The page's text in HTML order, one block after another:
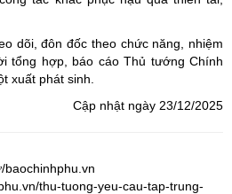
dõi, đôn đốc theo chức năng, nhiệm
tổng hợp, báo cáo Thủ tướng Chính
xuất phát sinh.
Cập nhật ngày 23/12/2025
baochinhphu.vn
thu-tuong-yeu-cau-tap-trung-